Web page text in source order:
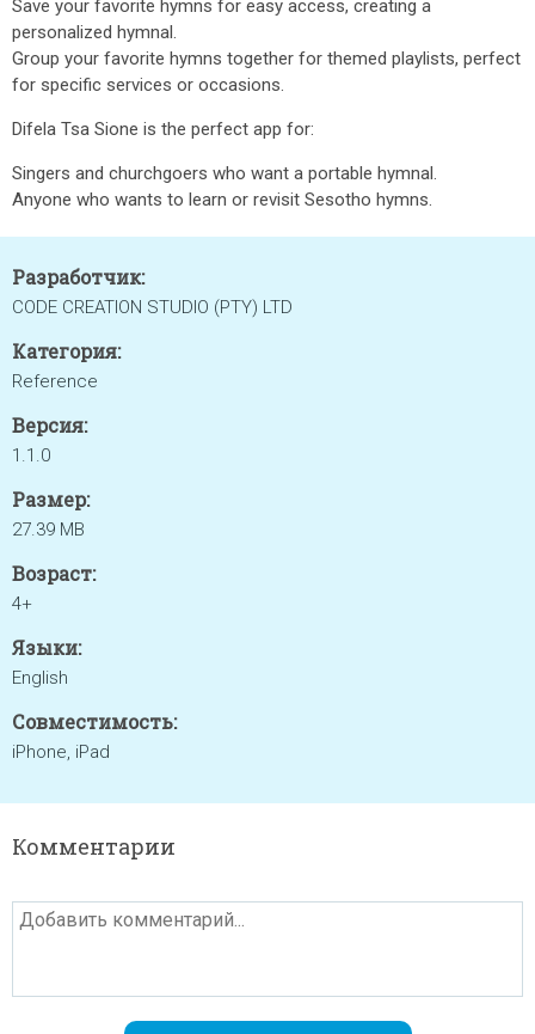
Save your favorite hymns for easy access, creating a
personalized hymnal.
Group your favorite hymns together for themed playlists, perfect
for specific services or occasions.
Difela Tsa Sione is the perfect app for:
Singers and churchgoers who want a portable hymnal.
Anyone who wants to learn or revisit Sesotho hymns.
Разработчик:
CODE CREATION STUDIO (PTY) LTD
Категория:
Reference
Версия:
1.1.0
Размер:
27.39 MB
Возраст:
4+
Языки:
English
Совместимость:
iPhone, iPad
Комментарии